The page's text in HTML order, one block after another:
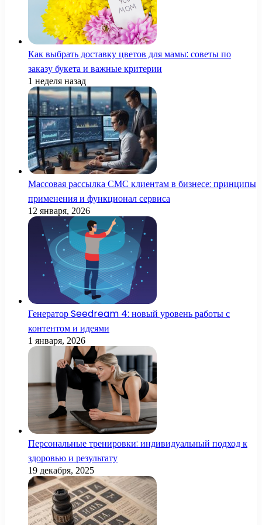
Как выбрать доставку цветов для мамы: советы по
заказу букета и важные критерии
1 неделя назад
Массовая рассылка СМС клиентам в бизнесе: принципы
применения и функционал сервиса
12 января, 2026
Генератор Seedream 4: новый уровень работы с
контентом и идеями
1 января, 2026
Персональные тренировки: индивидуальный подход к
здоровью и результату
19 декабря, 2025